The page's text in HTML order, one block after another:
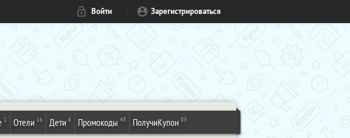
Войти Зарегистрироваться
1 Отели 16 Дети 6 Промокоды 48 ПолучиКупон 83